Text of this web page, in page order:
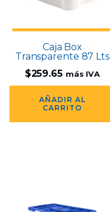
Caja Box
Transparente 87 Lts
$259.65 más IVA
AÑADIR AL
CARRITO